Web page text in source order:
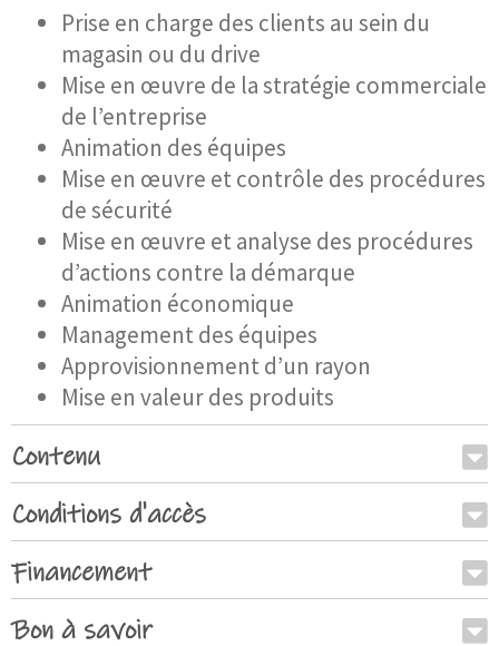
Prise en charge des clients au sein du
magasin ou du drive
Mise en œuvre de la stratégie commerciale
de l’entreprise
Animation des équipes
Mise en œuvre et contrôle des procédures
de sécurité
Mise en œuvre et analyse des procédures
d’actions contre la démarque
Animation économique
Management des équipes
Approvisionnement d’un rayon
Mise en valeur des produits
Contenu
Conditions d'accès
Financement
Bon à savoir